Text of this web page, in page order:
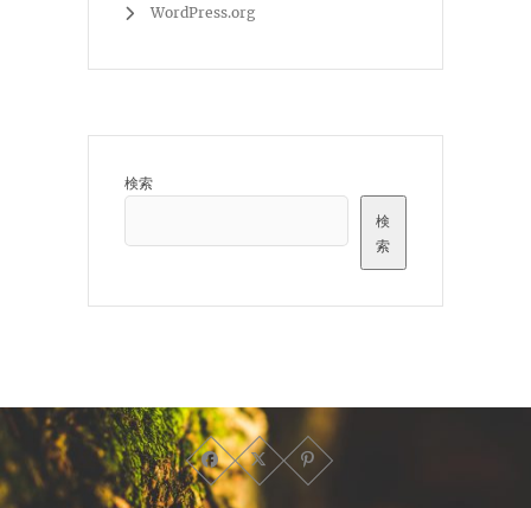
WordPress.org
検索
検
索